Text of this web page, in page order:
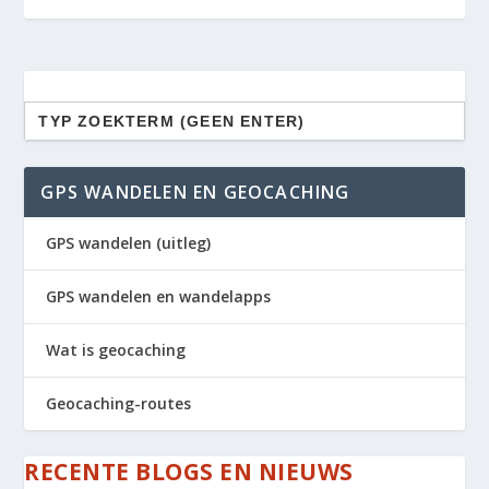
Zoek
naar:
GPS WANDELEN EN GEOCACHING
GPS wandelen (uitleg)
GPS wandelen en wandelapps
Wat is geocaching
Geocaching-routes
RECENTE BLOGS EN NIEUWS